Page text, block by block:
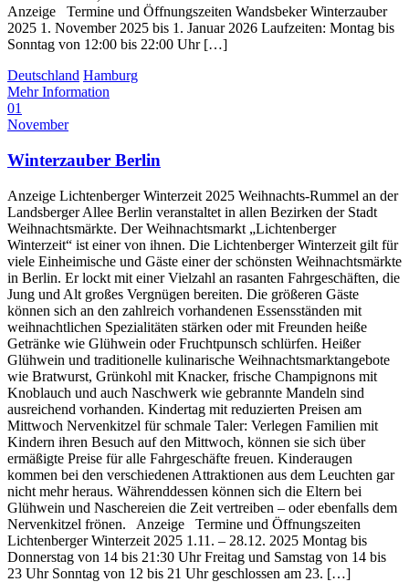
Anzeige Termine und Öffnungszeiten Wandsbeker Winterzauber
2025 1. November 2025 bis 1. Januar 2026 Laufzeiten: Montag bis
Sonntag von 12:00 bis 22:00 Uhr […]
Deutschland Hamburg
Mehr Information
01
November
Winterzauber Berlin
Anzeige Lichtenberger Winterzeit 2025 Weihnachts-Rummel an der
Landsberger Allee Berlin veranstaltet in allen Bezirken der Stadt
Weihnachtsmärkte. Der Weihnachtsmarkt „Lichtenberger
Winterzeit“ ist einer von ihnen. Die Lichtenberger Winterzeit gilt für
viele Einheimische und Gäste einer der schönsten Weihnachtsmärkte
in Berlin. Er lockt mit einer Vielzahl an rasanten Fahrgeschäften, die
Jung und Alt großes Vergnügen bereiten. Die größeren Gäste
können sich an den zahlreich vorhandenen Essensständen mit
weihnachtlichen Spezialitäten stärken oder mit Freunden heiße
Getränke wie Glühwein oder Fruchtpunsch schlürfen. Heißer
Glühwein und traditionelle kulinarische Weihnachtsmarktangebote
wie Bratwurst, Grünkohl mit Knacker, frische Champignons mit
Knoblauch und auch Naschwerk wie gebrannte Mandeln sind
ausreichend vorhanden. Kindertag mit reduzierten Preisen am
Mittwoch Nervenkitzel für schmale Taler: Verlegen Familien mit
Kindern ihren Besuch auf den Mittwoch, können sie sich über
ermäßigte Preise für alle Fahrgeschäfte freuen. Kinderaugen
kommen bei den verschiedenen Attraktionen aus dem Leuchten gar
nicht mehr heraus. Währenddessen können sich die Eltern bei
Glühwein und Naschereien die Zeit vertreiben – oder ebenfalls dem
Nervenkitzel frönen. Anzeige Termine und Öffnungszeiten
Lichtenberger Winterzeit 2025 1.11. – 28.12. 2025 Montag bis
Donnerstag von 14 bis 21:30 Uhr Freitag und Samstag von 14 bis
23 Uhr Sonntag von 12 bis 21 Uhr geschlossen am 23. […]